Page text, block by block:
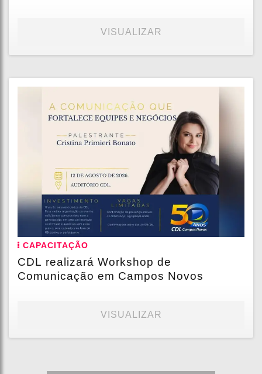
VISUALIZAR
CAPACITAÇÃO
CDL realizará Workshop de
Comunicação em Campos Novos
VISUALIZAR